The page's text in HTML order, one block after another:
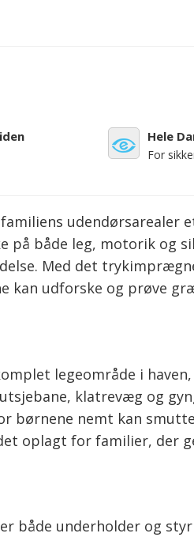
Hele
For
udendørsarealer
på både leg, motorik og
Med det
udforske og prøve
legeområde i
klatrevæg og
nemt kan
oplagt for familier, der
underholder og